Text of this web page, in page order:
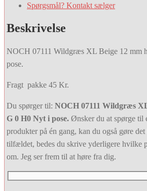
Spørgsmål? Kontakt sælger
Beskrivelse
NOCH 07111 Wildgræs XL Beige 12 mm
pose.
Fragt pakke 45 Kr.
Du spørger til: NOCH 07111 Wildgræs
G 0 H0 Nyt i pose. Ønsker du at spørge til
produkter på én gang, kan du også gøre
tilfældet, bedes du skrive yderligere hvilke
om. Jeg ser frem til at høre fra dig.